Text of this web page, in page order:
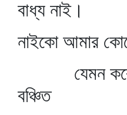
বাধ্য নাই।
নাইকো আমার
যেমন
বঞ্চিত